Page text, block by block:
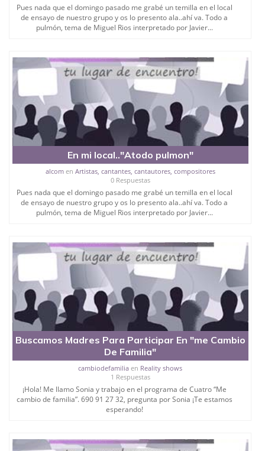
Pues nada que el domingo pasado me grabé un temilla en el local
de ensayo de nuestro grupo y os lo presento ala..ahí va. ‪Todo a
pulmón, tema de Miguel Rios interpretado por Javier...
En mi local.."Atodo pulmon"
alcomen Artistas, cantantes, cantautores, compositores
0 Respuestas
Pues nada que el domingo pasado me grabé un temilla en el local
de ensayo de nuestro grupo y os lo presento ala..ahí va. ‪Todo a
pulmón, tema de Miguel Rios interpretado por Javier...
Buscamos Madres Para Participar En "me Cambio
De Familia"
cambiodefamilia en Reality shows
1 Respuestas
¡Hola! Me llamo Sonia y trabajo en el programa de Cuatro “Me
cambio de familia”. 690 91 27 32, pregunta por Sonia ¡Te estamos
esperando!